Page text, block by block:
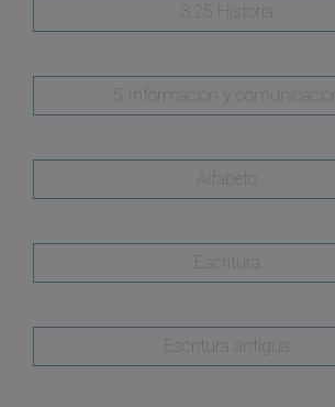
3.25 Historia
5 Información y comunicación
Alfabeto
Escritura
Escritura antigua